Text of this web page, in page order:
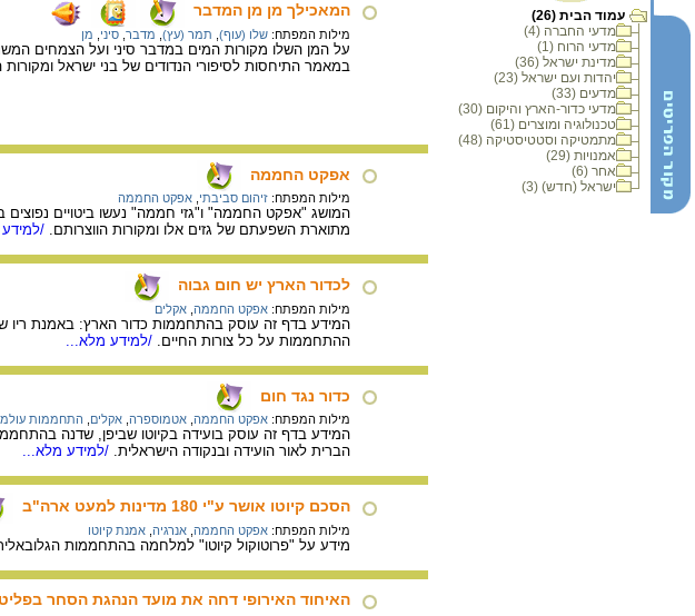
עמוד הבית (26)
מדעי החברה (4)
מדעי הרוח (1)
מדינת ישראל (36)
יהדות ועם ישראל (23)
מדעים (33)
מדעי כדור-הארץ והיקום (30)
טכנולוגיה ומוצרים (61)
מתמטיקה וסטטיסטיקה (48)
אמנויות (29)
אחר (6)
ישראל (חדש) (3)
המאכילך מן מן המדבר
מילות המפתח: שלו (עוף) תמר (עץ) מדבר סיני מן
על המן השלו מקורות המים במדבר סיני ועל הצמחים
במאמר התיחסות לסיפורי הנדודים של בני ישראל
אפקט החממה
מילות המפתח: זיהום סביבתי אפקט החממה
המושג "אפקט החממה" ו"גזי חממה" נעשו ביטויים
מתוארת השפעתם של גזים אלו ומקורות הווצרותם. /
לכדור הארץ יש חום גבוה
מילות המפתח: אפקט החממה אקלים
המידע בדף זה עוסק בהתחממות כדור הארץ: באמנת ריו
ההתחממות על כל צורות החיים. /למידע מלא...
כדור נגד חום
מילות המפתח: אפקט החממה אטמוספרה אקלים התחממות
המידע בדף זה עוסק בועידה בקיוטו שביפן, שדנה
הברית לאור הועידה ובנקודה הישראלית. /למידע מלא...
הסכם קיוטו אושר ע"י 180 מדינות למעט ארה"ב
מילות המפתח: אפקט החממה אנרגיה אמנת קיוטו
מידע על "פרוטוקול קיוטו" למלחמה בהתחממות
האיחוד האירופי דחה את מועד הנהגת הסחר